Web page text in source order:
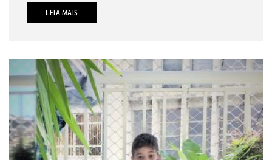
LEIA MAIS